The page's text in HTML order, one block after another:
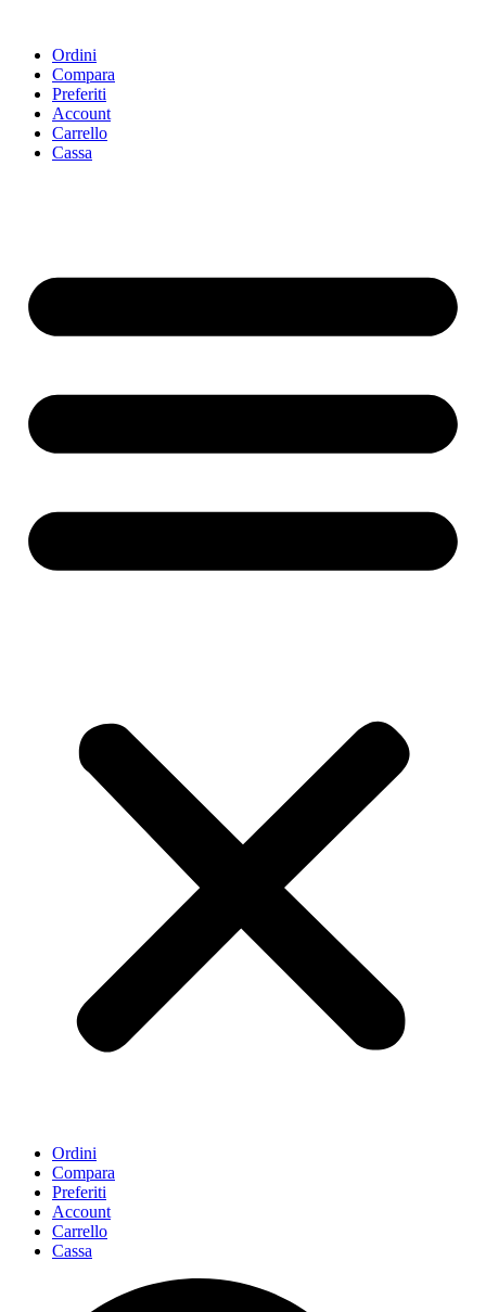
Ordini
Compara
Preferiti
Account
Carrello
Cassa
Ordini
Compara
Preferiti
Account
Carrello
Cassa